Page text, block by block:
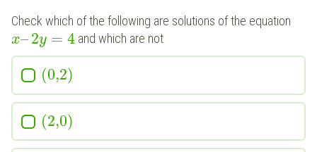
Check which of the following are solutions of the equation
x–2y = 4 and which are not
(0,2)
(2,0)